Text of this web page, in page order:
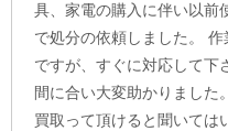
具、家電の購入に伴い以前
で処分の依頼しました。
ですが、すぐに対応して下
間に合い大変助かりました
買取って頂けると聞いては